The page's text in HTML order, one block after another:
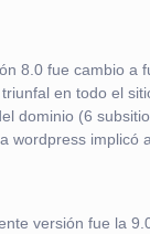
8.0 fue cambio a
en todo el
dominio (6
wordpress implicó
versión fue la